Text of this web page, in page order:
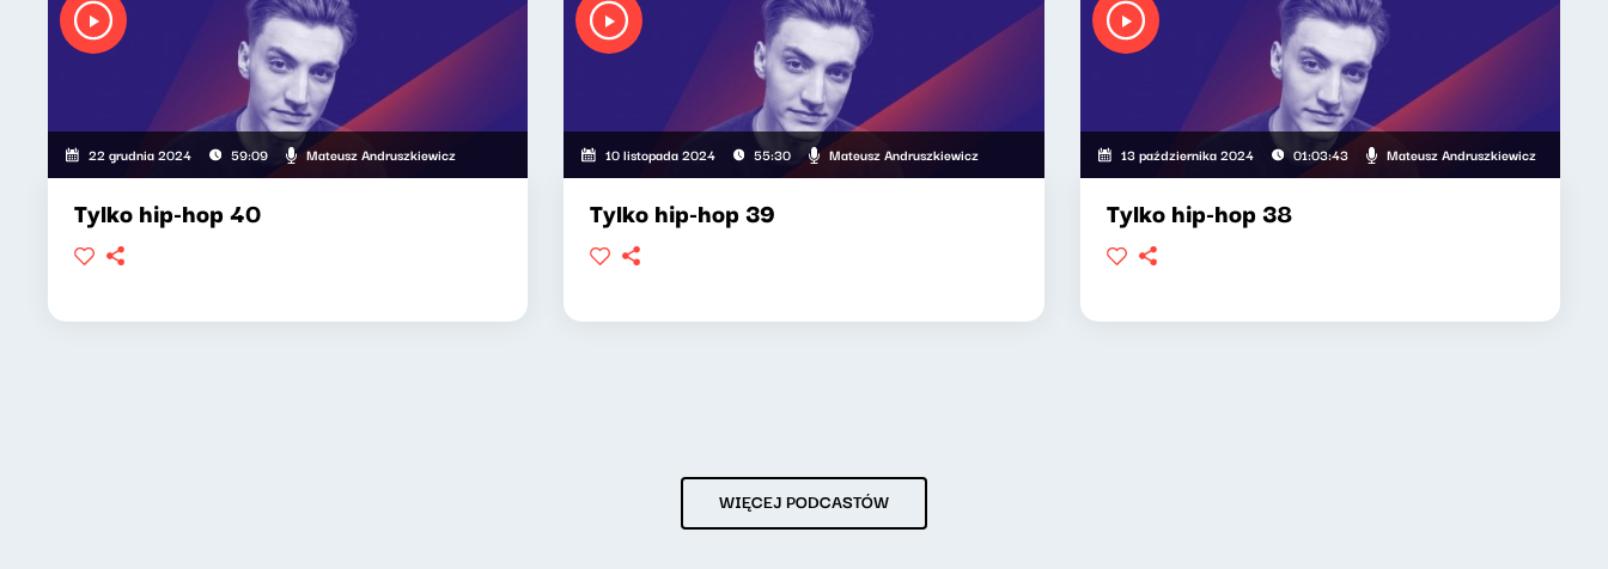
22 grudnia 2024 59:09 Mateusz Andruszkiewicz
Tylko hip-hop 40
10 listopada 2024 55:30 Mateusz Andruszkiewicz
Tylko hip-hop 39
13 października 2024 01:03:43 Mateusz Andruszkiewicz
Tylko hip-hop 38
WIĘCEJ PODCASTÓW